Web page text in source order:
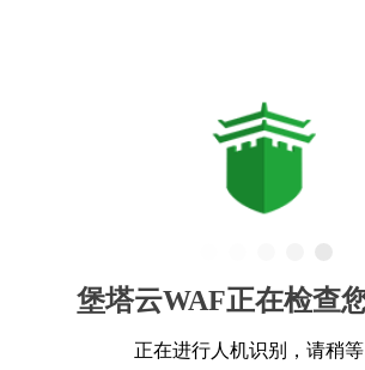
堡塔云WAF正在检查
正在进行人机识别，请稍